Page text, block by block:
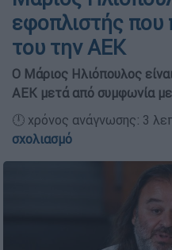
εφοπλιστής που
του την ΑΕΚ
O Mάριος Ηλιόπουλος
ΑΕΚ μετά από συμφωνία
🕛 χρόνος ανάγνωσης: 3
σχολιασμό